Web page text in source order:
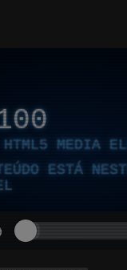
HTML5 MEDIA
ESTÁ